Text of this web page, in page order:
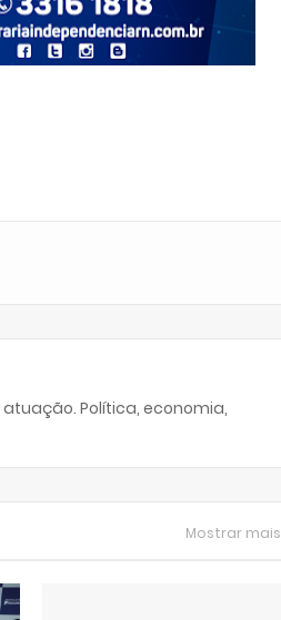
Política, economia,
Mostrar mais